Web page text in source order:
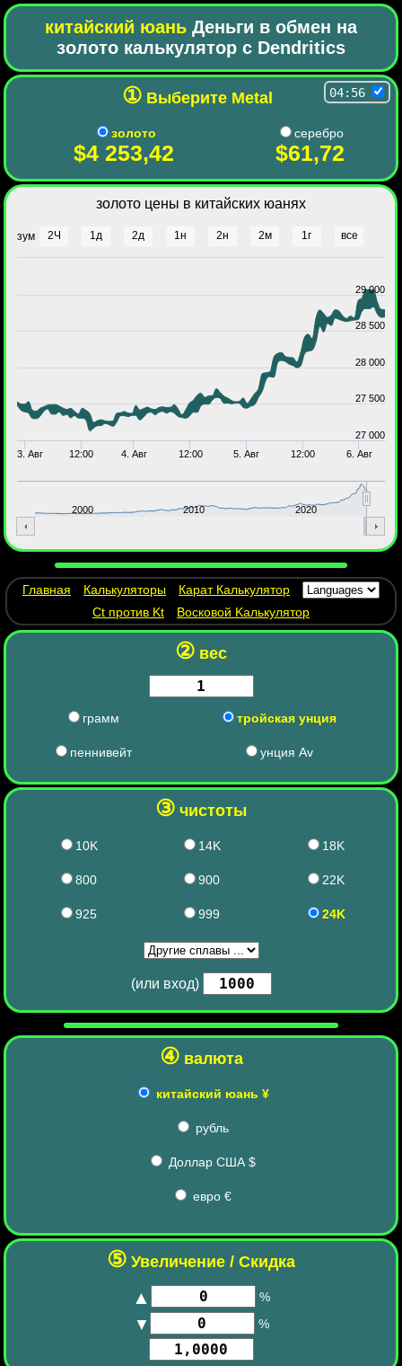
китайский юань Деньги в обмен на
золото калькулятор с Dendritics
①Выберите Metal 04:56
золото
$4 253,42
серебро
$61,72
зум 2Ч 1д 2д 1н 2н 2м 1г все
золото цены в китайских юанях
3. Авг 12:00 4. Авг 12:00 5. Авг 12:00 6. Авг
2000 2010 2020
27 000
27 500
28 000
28 500
29 000
Главная Калькуляторы
Карат Калькулятор
Ct против Kt
Восковой Kалькулятор
② вес
грамм тройская унция
пеннивейт унция Av
③ чистоты
10K 14K 18K
800 900 22K
925 999 24K
(или вход)
④валюта
китайский юань ¥
рубль
Доллар США $
евро €
⑤ Увеличение / Скидка
▲ %
▼ %